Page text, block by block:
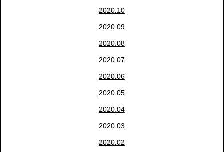
2020.10
2020.09
2020.08
2020.07
2020.06
2020.05
2020.04
2020.03
2020.02